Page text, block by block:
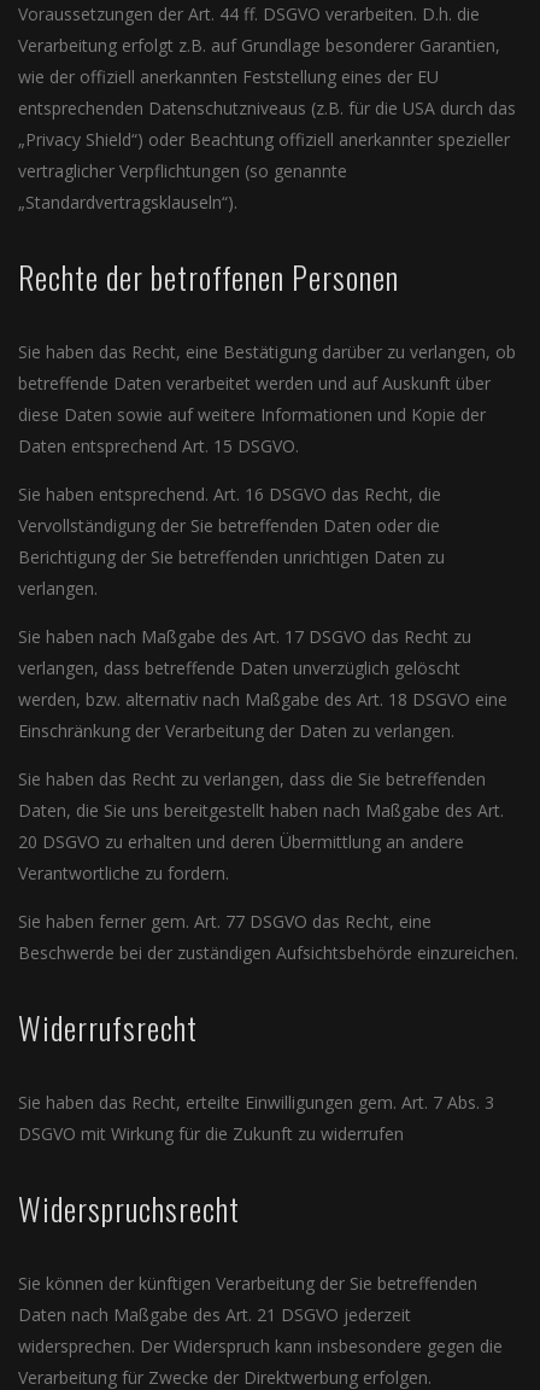
Voraussetzungen der Art. 44 ff. DSGVO verarbeiten. D.h. die
Verarbeitung erfolgt z.B. auf Grundlage besonderer Garantien,
wie der offiziell anerkannten Feststellung eines der EU
entsprechenden Datenschutzniveaus (z.B. für die USA durch das
„Privacy Shield“) oder Beachtung offiziell anerkannter spezieller
vertraglicher Verpflichtungen (so genannte
„Standardvertragsklauseln“).
Rechte der betroffenen Personen
Sie haben das Recht, eine Bestätigung darüber zu verlangen, ob
betreffende Daten verarbeitet werden und auf Auskunft über
diese Daten sowie auf weitere Informationen und Kopie der
Daten entsprechend Art. 15 DSGVO.
Sie haben entsprechend. Art. 16 DSGVO das Recht, die
Vervollständigung der Sie betreffenden Daten oder die
Berichtigung der Sie betreffenden unrichtigen Daten zu
verlangen.
Sie haben nach Maßgabe des Art. 17 DSGVO das Recht zu
verlangen, dass betreffende Daten unverzüglich gelöscht
werden, bzw. alternativ nach Maßgabe des Art. 18 DSGVO eine
Einschränkung der Verarbeitung der Daten zu verlangen.
Sie haben das Recht zu verlangen, dass die Sie betreffenden
Daten, die Sie uns bereitgestellt haben nach Maßgabe des Art.
20 DSGVO zu erhalten und deren Übermittlung an andere
Verantwortliche zu fordern.
Sie haben ferner gem. Art. 77 DSGVO das Recht, eine
Beschwerde bei der zuständigen Aufsichtsbehörde einzureichen.
Widerrufsrecht
Sie haben das Recht, erteilte Einwilligungen gem. Art. 7 Abs. 3
DSGVO mit Wirkung für die Zukunft zu widerrufen
Widerspruchsrecht
Sie können der künftigen Verarbeitung der Sie betreffenden
Daten nach Maßgabe des Art. 21 DSGVO jederzeit
widersprechen. Der Widerspruch kann insbesondere gegen die
Verarbeitung für Zwecke der Direktwerbung erfolgen.